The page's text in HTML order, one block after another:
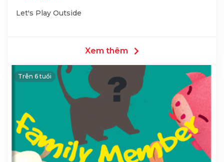
Let's Play Outside
Xem thêm
Trên 6 tuổi